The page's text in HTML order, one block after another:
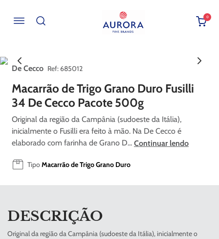
0
De Cecco : 685012
Macarrão de Trigo Grano Duro Fusilli
34 De Cecco Pacote 500g
Original da região da Campânia (sudoeste da Itália),
inicialmente o Fusilli era feito à mão. Na De Cecco é
elaborado com farinha de Grano D... Continuar lendo
TipoMacarrão de Trigo Grano Duro
DESCRIÇÃO
Original da região da Campânia (sudoeste da Itália), inicialmente o